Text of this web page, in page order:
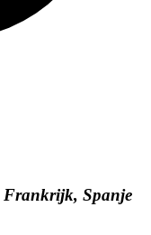
Frankrijk, Spanje